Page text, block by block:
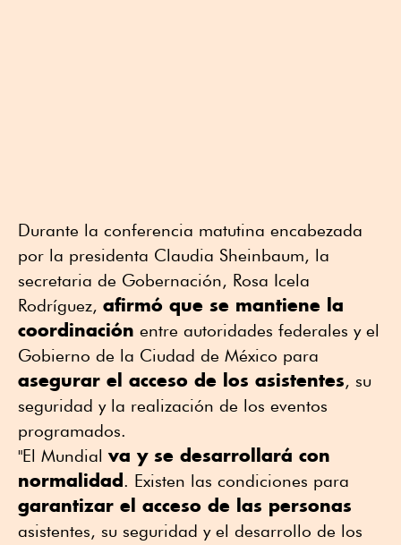
Durante la conferencia matutina encabezada
por la presidenta Claudia Sheinbaum, la
secretaria de Gobernación, Rosa Icela
Rodríguez, afirmó que se mantiene la
coordinación entre autoridades federales y el
Gobierno de la Ciudad de México para
asegurar el acceso de los asistentes, su
seguridad y la realización de los eventos
programados.
"El Mundial va y se desarrollará con
normalidad . Existen las condiciones para
garantizar el acceso de las personas
asistentes, su seguridad y el desarrollo de los